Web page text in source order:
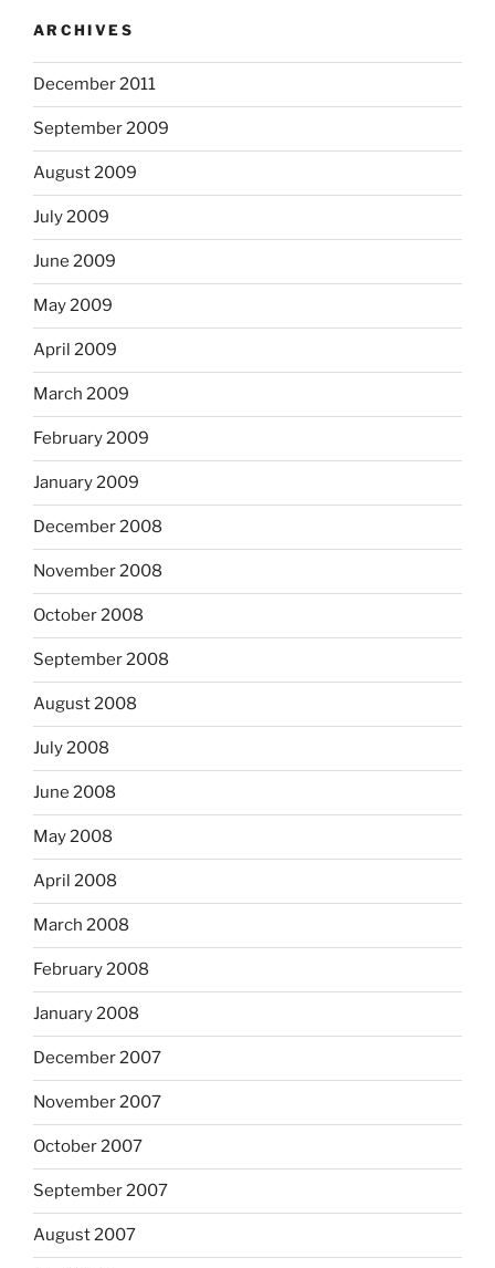
ARCHIVES
December 2011
September 2009
August 2009
July 2009
June 2009
May 2009
April 2009
March 2009
February 2009
January 2009
December 2008
November 2008
October 2008
September 2008
August 2008
July 2008
June 2008
May 2008
April 2008
March 2008
February 2008
January 2008
December 2007
November 2007
October 2007
September 2007
August 2007